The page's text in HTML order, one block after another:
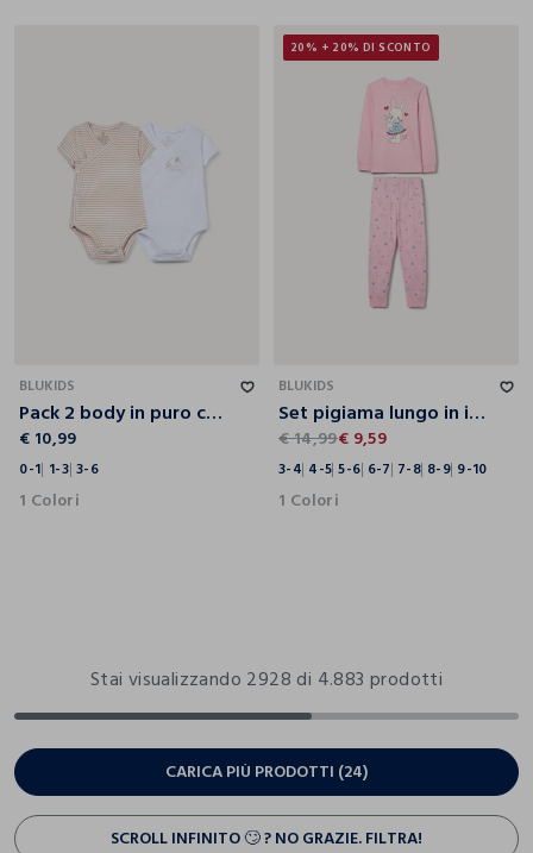
BLUKIDS
Pack 2 body in puro cotone
€ 10,99
0-1 1-3 3-6
1 Colori
20% + 20% DI SCONTO
BLUKIDS
Set pigiama lungo in interlock di puro cotone bambina
€ 14,99€ 9,59
3-4 4-5 5-6 6-7 7-8 8-9 9-10
1 Colori
Stai visualizzando 2928 di 4.883 prodotti
CARICA PIÙ PRODOTTI (24)
SCROLL INFINITO 🙄 ? NO GRAZIE. FILTRA!